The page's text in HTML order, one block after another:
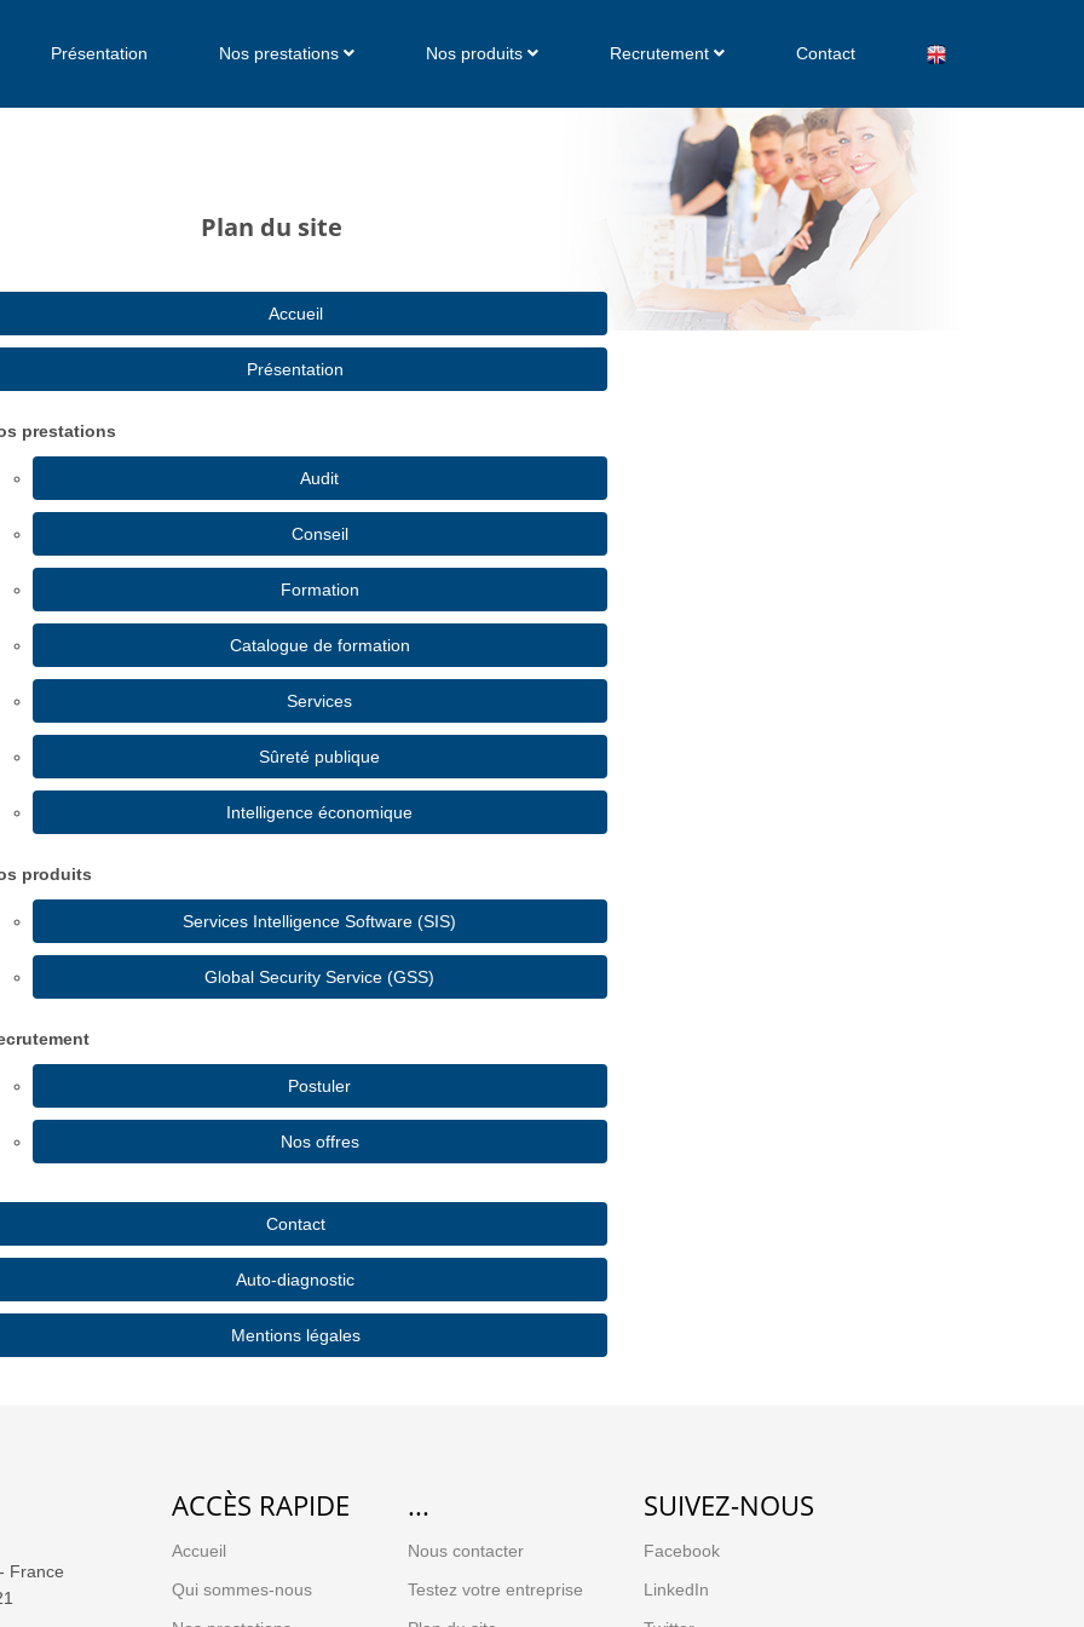
Présentation Nos prestations Nos produits Recrutement Contact
Plan du site
Accueil
Présentation
prestations
Audit
Conseil
Formation
Catalogue de formation
Services
Sûreté publique
Intelligence économique
produits
Services Intelligence Software (SIS)
Global Security Service (GSS)
Postuler
Nos offres
Contact
Auto-diagnostic
Mentions légales
France
ACCÈS RAPIDE
Accueil
Qui sommes-nous
...
Nous contacter
Testez votre entreprise
SUIVEZ-NOUS
Facebook
LinkedIn